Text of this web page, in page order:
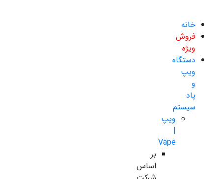
خانه
فروش
ویژه
دستگاه
ویپ
و
پاد
سیستم
ویپ
|
Vape
بر
اساس